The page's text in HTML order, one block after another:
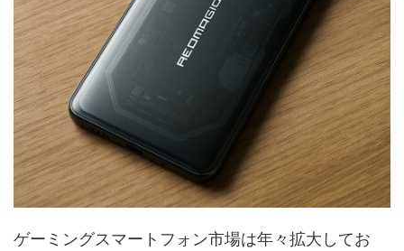
ゲーミングスマートフォン市場は年々拡大してお